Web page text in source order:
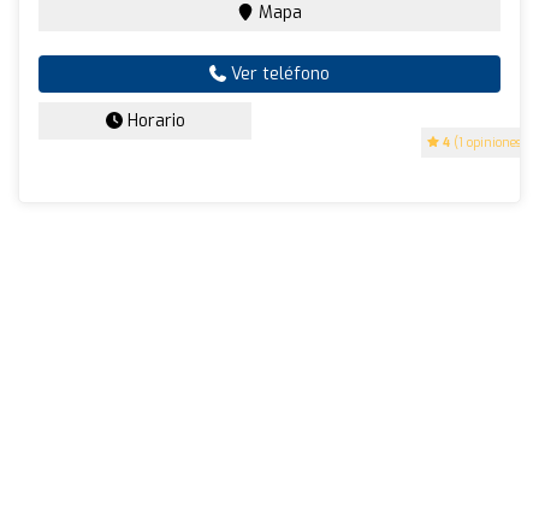
4 (1 opiniones)
Mapa
Ver teléfono
Horario